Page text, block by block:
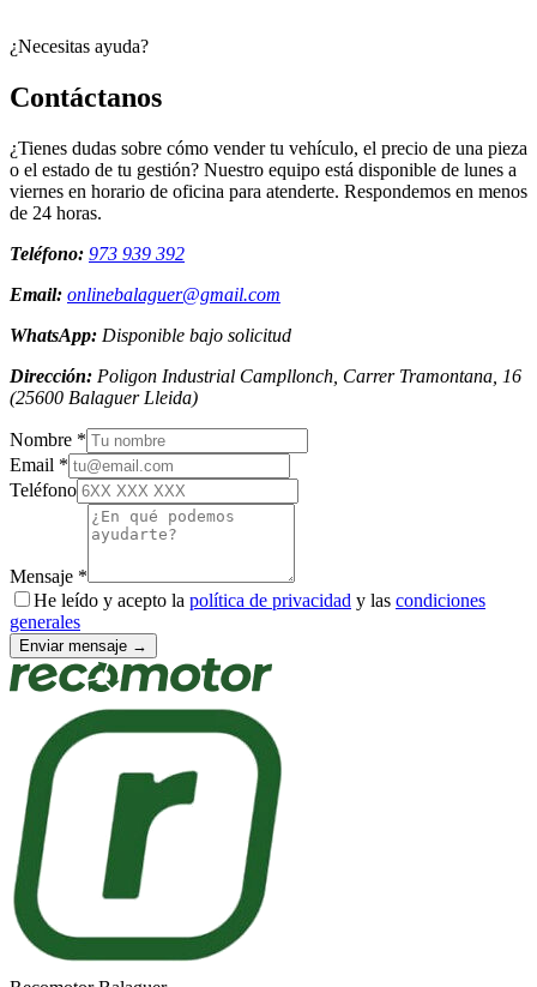
¿Necesitas ayuda?
Contáctanos
¿Tienes dudas sobre cómo vender tu vehículo, el precio de una pieza
o el estado de tu gestión? Nuestro equipo está disponible de lunes a
viernes en horario de oficina para atenderte. Respondemos en menos
de 24 horas.
Teléfono: 973 939 392
Email: onlinebalaguer@gmail.com
WhatsApp: Disponible bajo solicitud
Dirección: Poligon Industrial Campllonch, Carrer Tramontana, 16
(25600 Balaguer Lleida)
Nombre *
Email *
Teléfono
Mensaje *
He leído y acepto la política de privacidad y las condiciones
generales
Enviar mensaje →